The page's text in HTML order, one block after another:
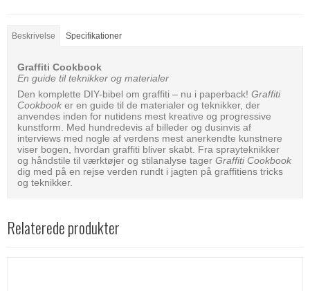
Beskrivelse Specifikationer
Graffiti Cookbook
En guide til teknikker og materialer
Den komplette DIY-bibel om graffiti – nu i paperback! Graffiti
Cookbook er en guide til de materialer og teknikker, der
anvendes inden for nutidens mest kreative og progressive
kunstform. Med hundredevis af billeder og dusinvis af
interviews med nogle af verdens mest anerkendte kunstnere
viser bogen, hvordan graffiti bliver skabt. Fra sprayteknikker
og håndstile til værktøjer og stilanalyse tager Graffiti Cookbook
dig med på en rejse verden rundt i jagten på graffitiens tricks
og teknikker.
Relaterede produkter